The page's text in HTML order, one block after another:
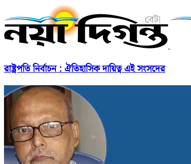
রাষ্ট্রপতি নির্বাচন : ঐতিহাসিক দায়িত্ব এই সংসদের